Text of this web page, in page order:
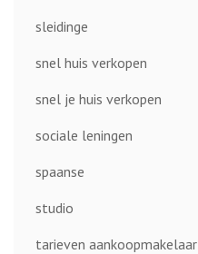
sleidinge
snel huis verkopen
snel je huis verkopen
sociale leningen
spaanse
studio
tarieven aankoopmakelaar